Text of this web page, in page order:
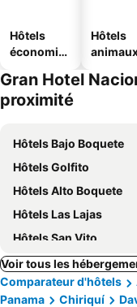
Hôtels
économiq
Hôtels
Gran Hotel
proximité
Hôtels Bajo Boquete
Hôtels Golfito
Hôtels Alto Boquete
Hôtels Las Lajas
Hôtels San Vito
Voir tous les
Comparateur d'hôtels
Panama
Chiriquí